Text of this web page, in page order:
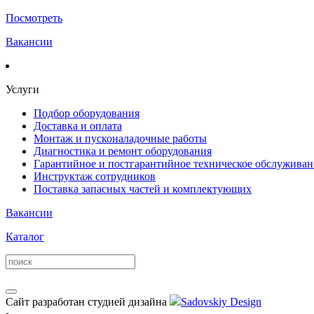
Посмотреть
Вакансии
Услуги
Подбор оборудования
Доставка и оплата
Монтаж и пусконаладочные работы
Диагностика и ремонт оборудования
Гарантийное и постгарантийное техническое
Инструктаж сотрудников
Поставка запасных частей и комплектующих
Вакансии
Каталог
Сайт разработан студией дизайна Sadovskiy Design